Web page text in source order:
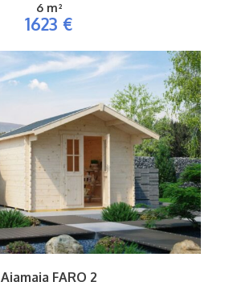
6 m²
1623 €
Aiamaja FARO 2